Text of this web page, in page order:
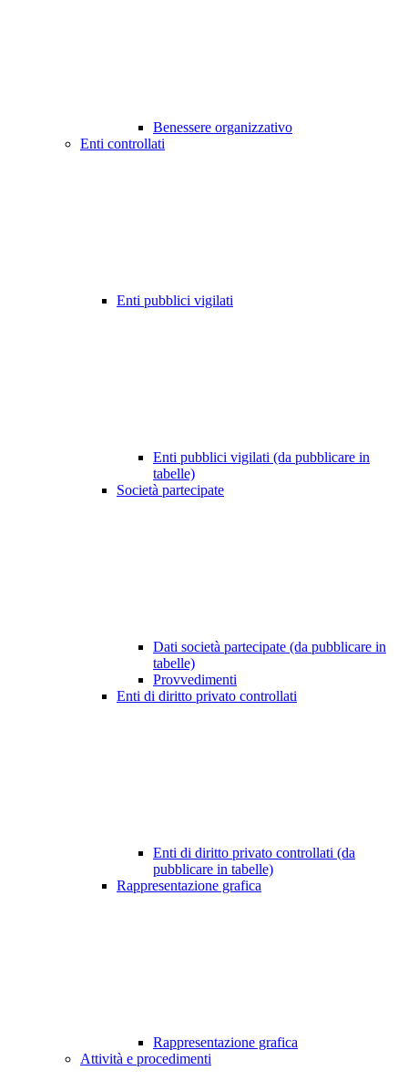
Benessere organizzativo
Enti controllati
Enti pubblici vigilati
Enti pubblici vigilati (da pubblicare in
tabelle)
Società partecipate
Dati società partecipate (da pubblicare in
tabelle)
Provvedimenti
Enti di diritto privato controllati
Enti di diritto privato controllati (da
pubblicare in tabelle)
Rappresentazione grafica
Rappresentazione grafica
Attività e procedimenti